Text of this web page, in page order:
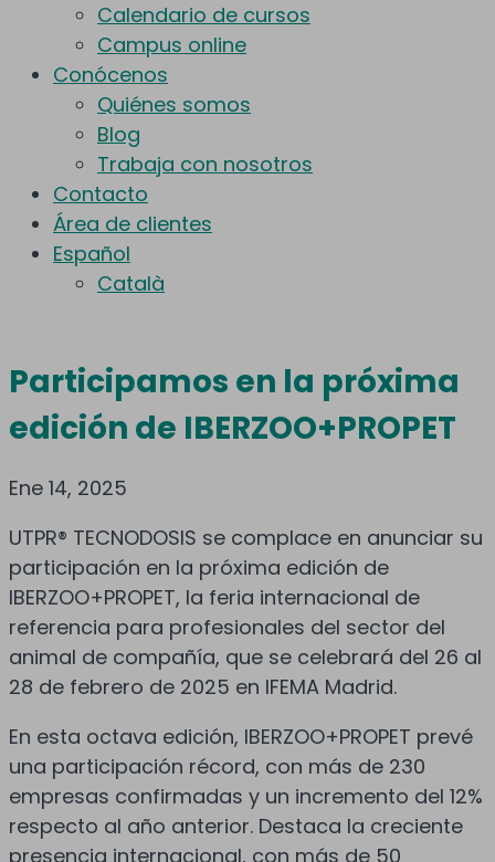
Calendario de cursos
Campus online
Conócenos
Quiénes somos
Blog
Trabaja con nosotros
Contacto
Área de clientes
Español
Català
Participamos en la próxima
edición de IBERZOO+PROPET
Ene 14, 2025
UTPR® TECNODOSIS se complace en anunciar su
participación en la próxima edición de
IBERZOO+PROPET, la feria internacional de
referencia para profesionales del sector del
animal de compañía, que se celebrará del 26 al
28 de febrero de 2025 en IFEMA Madrid.
En esta octava edición, IBERZOO+PROPET prevé
una participación récord, con más de 230
empresas confirmadas y un incremento del 12%
respecto al año anterior. Destaca la creciente
presencia internacional, con más de 50